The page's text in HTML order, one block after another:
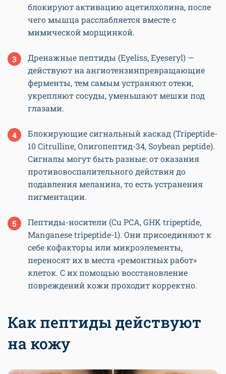
блокируют активацию ацетилхолина, после
чего мышца расслабляется вместе с
мимической морщинкой.
Дренажные пептиды (Eyeliss, Eyeseryl) —
действуют на ангиотензинпревращающие
ферменты, тем самым устраняют отеки,
укрепляют сосуды, уменьшают мешки под
глазами.
Блокирующие сигнальный каскад (Tripeptide-
10 Citrulline, Олигопептид-34, Soybean peptide).
Сигналы могут быть разные: от оказания
противовоспалительного действия до
подавления меланина, то есть устранения
пигментации.
Пептиды-носители (Сu PCA, GHK tripeptide,
Manganese tripeptide-1). Они присоединяют к
себе кофакторы или микроэлементы,
переносят их в места «ремонтных работ»
клеток. С их помощью восстановление
повреждений кожи проходит корректно.
Как пептиды действуют
на кожу